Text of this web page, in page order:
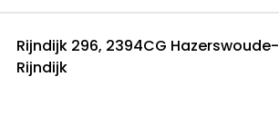
Rijndijk 296, 2394CG Hazerswoude-
Rijndijk